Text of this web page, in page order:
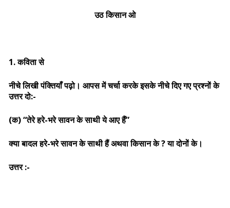
उठ किसान ओ
1. कविता से
नीचे लिखी पंक्तियाँ पढ़ो। आपस में चर्चा करके इसके नीचे दिए गए प्रश्नों के
उत्तर दो:-
(क) “तेरे हरे-भरे सावन के साथी ये आए हैं”
क्या बादल हरे-भरे सावन के साथी हैं अथवा किसान के ? या दोनों के।
उत्तर :-